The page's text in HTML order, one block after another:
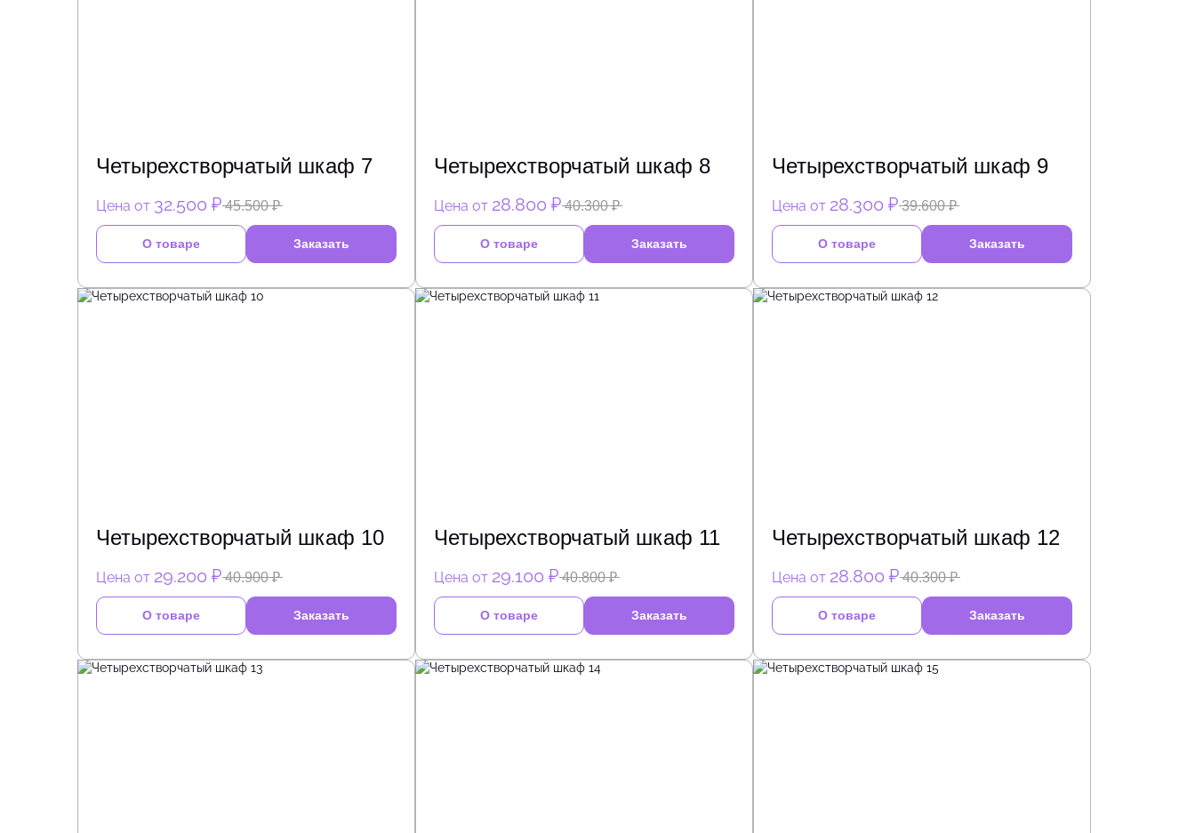
Четырехстворчатый шкаф 7
Цена от 32.500 ₽ 45.500 ₽
О товаре Заказать
Четырехстворчатый шкаф 8
Цена от 28.800 ₽ 40.300 ₽
О товаре Заказать
Четырехстворчатый шкаф 9
Цена от 28.300 ₽ 39.600 ₽
О товаре Заказать
Четырехстворчатый шкаф 10
Цена от 29.200 ₽ 40.900 ₽
О товаре Заказать
Четырехстворчатый шкаф 11
Цена от 29.100 ₽ 40.800 ₽
О товаре Заказать
Четырехстворчатый шкаф 12
Цена от 28.800 ₽ 40.300 ₽
О товаре Заказать